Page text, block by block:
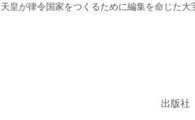
天皇が律令国家をつくるために編集を命じた
出版社